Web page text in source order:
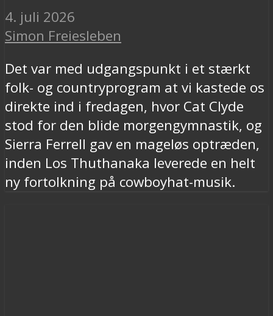
4. juli 2026
Simon Freiesleben
Det var med udgangspunkt i et stærkt
folk- og countryprogram at vi kastede os
direkte ind i fredagen, hvor Cat Clyde
stod for den blide morgengymnastik, og
Sierra Ferrell gav en mageløs optræden,
inden Los Thuthanaka leverede en helt
ny fortolkning på cowboyhat-musik.